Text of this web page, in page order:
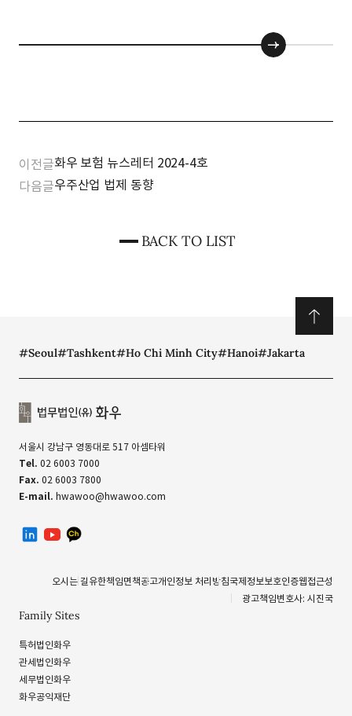
이전글화우 보험 뉴스레터 2024-4호
BACK TO LIST
다음글우주산업 법제 동향
#Seoul#Tashkent#Ho Chi Minh City#Hanoi#Jakarta
서울시 강남구 영동대로 517 아셈타워
Tel. 02 6003 7000
Fax. 02 6003 7800
E-mail. hwawoo@hwawoo.com
Family Sites
특허법인화우
관세법인화우
세무법인화우
화우공익재단
오시는 길 유한책임면책공고개인정보 처리방침국제정보보호인증웹접근성
광고책임변호사: 시진국